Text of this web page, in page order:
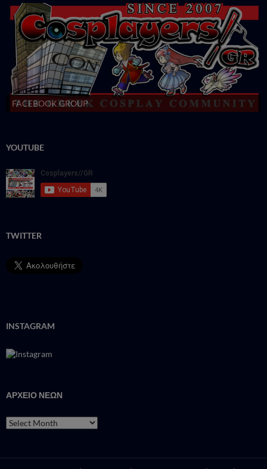
FACEBOOK GROUP
YOUTUBE
TWITTER
INSTAGRAM
ΑΡΧΕΙΟ ΝΕΩΝ
ΑΡΧΕΙΟ
ΝΕΩΝ